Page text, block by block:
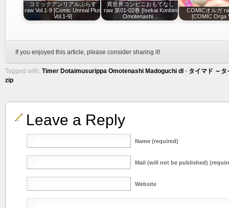
コミックアンリアルぷらす
raw Vol.1-9 [Comic Unreal Plus
Vol.1-9]
異世界コンビニおもてなし
raw 第01-02巻 [Isekai Konbini
Omotenashi…
COMICオルガ
[COMIC Orga
If you enjoyed this article, please consider sharing it!
Tagged with: Timer Dotaimusurippa Omotenashi Madoguchi dl • タイマド ～
zip
Leave a Reply
Name (required)
Mail (will not be published)
Website